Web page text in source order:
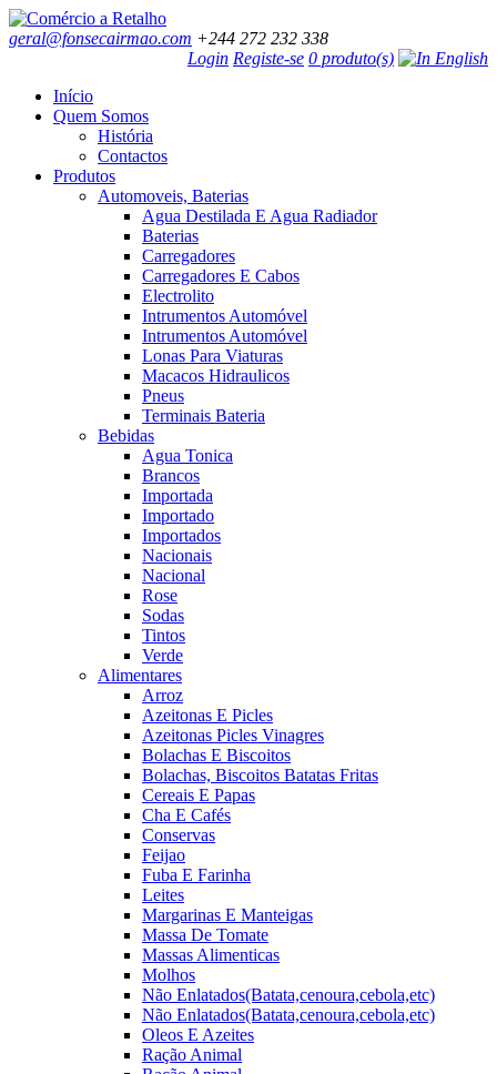
geral@fonsecairmao.com +244 272 232 338
Login Registe-se 0 produto(s)
Início
Quem Somos
História
Contactos
Produtos
Automoveis, Baterias
Agua Destilada E Agua Radiador
Baterias
Carregadores
Carregadores E Cabos
Electrolito
Intrumentos Automóvel
Intrumentos Automóvel
Lonas Para Viaturas
Macacos Hidraulicos
Pneus
Terminais Bateria
Bebidas
Agua Tonica
Brancos
Importada
Importado
Importados
Nacionais
Nacional
Rose
Sodas
Tintos
Verde
Alimentares
Arroz
Azeitonas E Picles
Azeitonas Picles Vinagres
Bolachas E Biscoitos
Bolachas, Biscoitos Batatas Fritas
Cereais E Papas
Cha E Cafés
Conservas
Feijao
Fuba E Farinha
Leites
Margarinas E Manteigas
Massa De Tomate
Massas Alimenticas
Molhos
Não Enlatados(Batata,cenoura,cebola,etc)
Não Enlatados(Batata,cenoura,cebola,etc)
Oleos E Azeites
Ração Animal